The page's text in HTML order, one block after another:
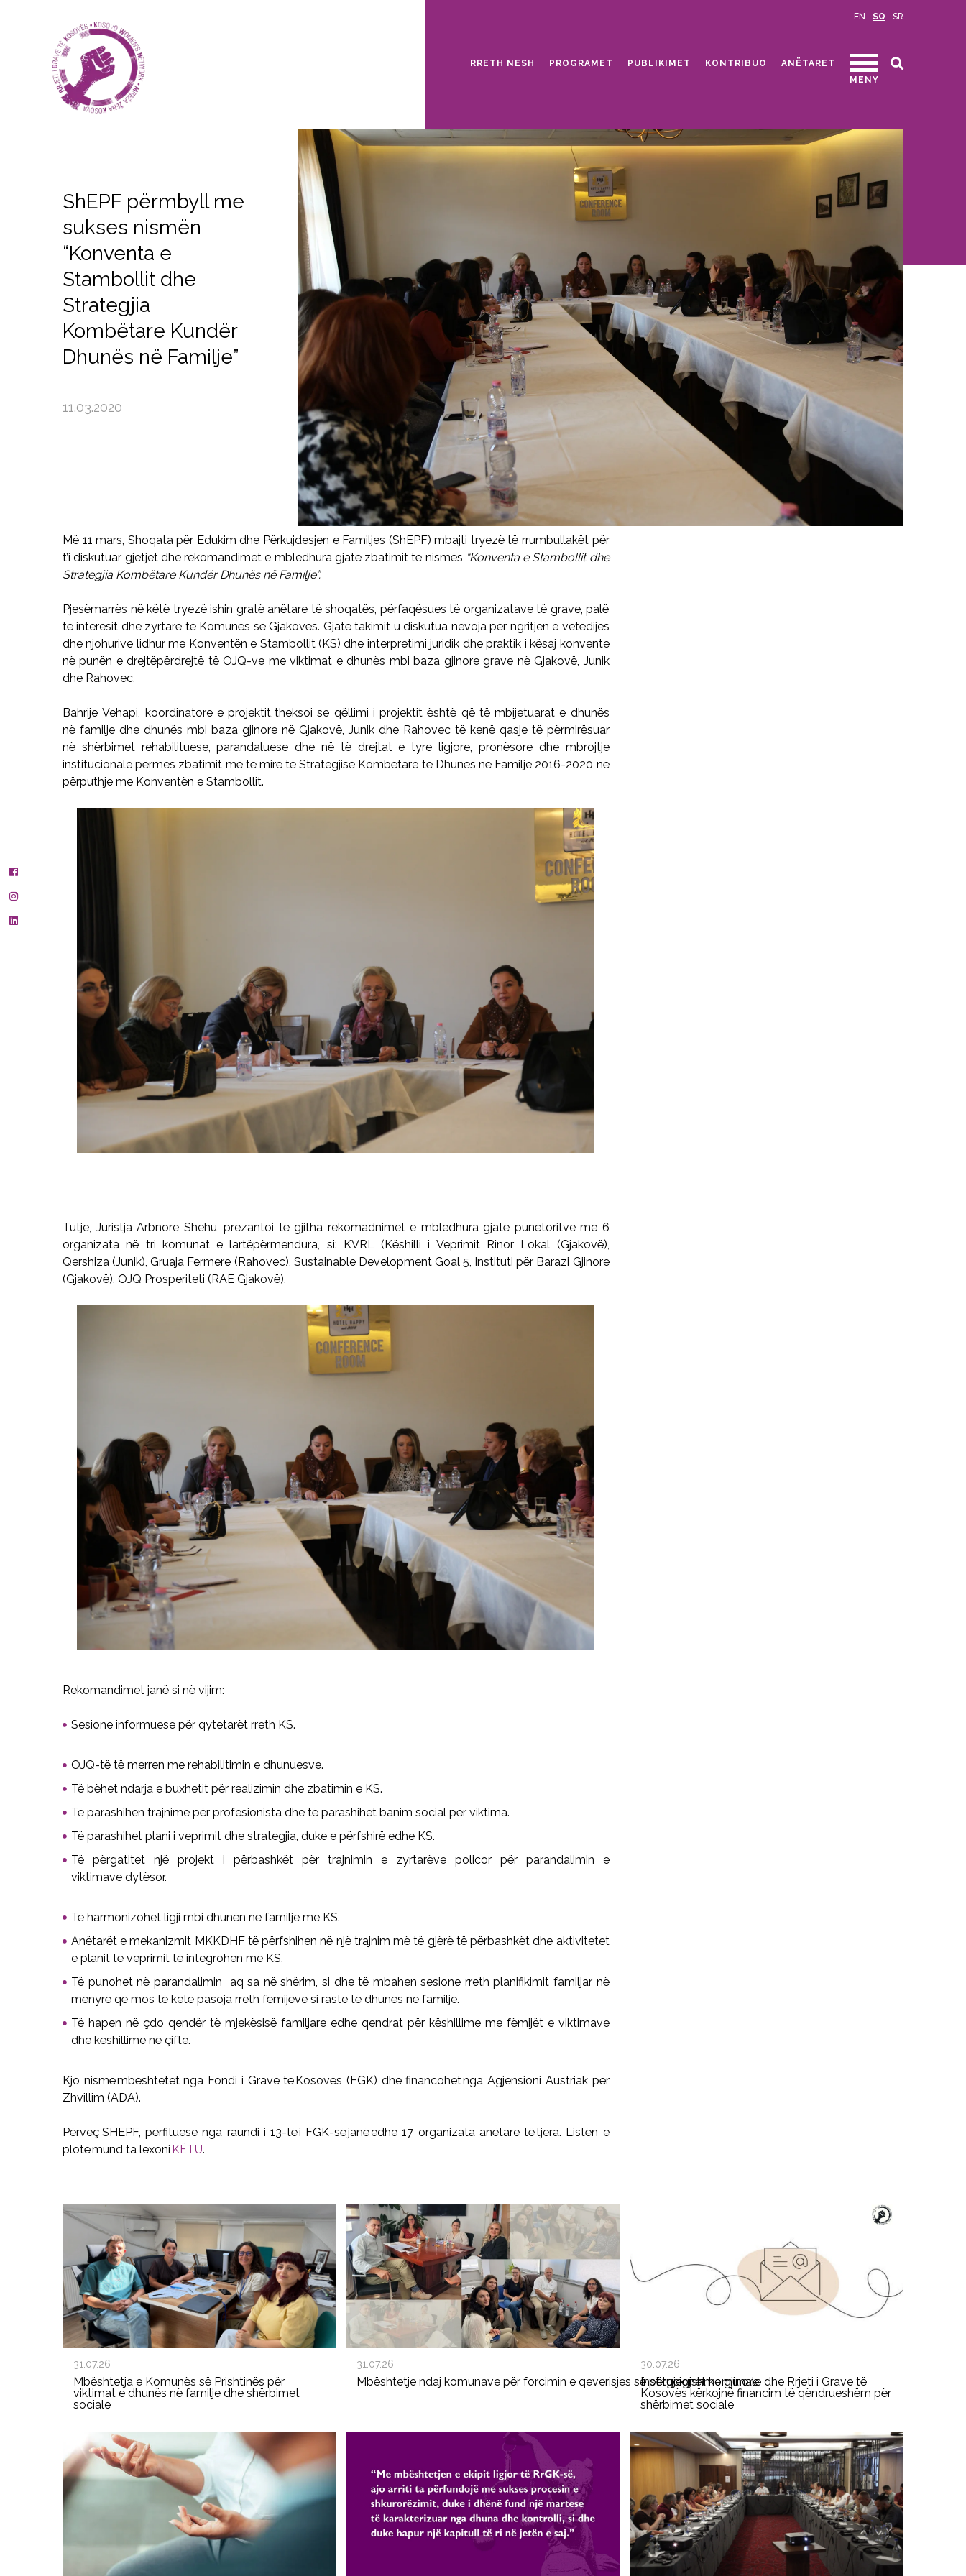
EN SQ SR
RRETH NESH PROGRAMET PUBLIKIMET KONTRIBUO
ANËTARET
MENY
ShEPF përmbyll me
sukses nismën
“Konventa e
Stambollit dhe
Strategjia
Kombëtare Kundër
Dhunës në Familje”
11.03.2020
Më 11 mars, Shoqata për Edukimdhe Përkujdesjen e Familjes (ShEPF) mbajti tryezë të rrumbullakët për
t’i diskutuar gjetjet dhe rekomandimet e mbledhura gjatë zbatimit të nismës “Konventa e Stambollit dhe
Strategjia Kombëtare Kundër Dhunës në Familje”.
Pjesëmarrës në këtë tryezë ishin gratë anëtare të shoqatës, përfaqësues të organizatave të grave, palë
të interesit dhe zyrtarë të Komunës së Gjakovës. Gjatë takimit u diskutua nevoja për ngritjen e vetëdijes
dhe njohurive lidhur me Konventën e Stambollit (KS) dhe interpretimi juridik dhe praktik i kësaj konvente
në punën edrejtëpërdrejtë të OJQ-ve me viktimat e dhunës mbi baza gjinore grave në Gjakovë, Junik
dhe Rahovec.
Bahrije Vehapi, koordinatore e projektit, theksoi se qëllimi i projektit është që të mbijetuarat e dhunës
në familje dhe dhunës mbi baza gjinore në Gjakovë, Junik dhe Rahovec të kenë qasje tëpërmirësuar
në shërbimet rehabilituese, parandaluese dhe në të drejtat e tyre ligjore, pronësore dhe mbrojtje
institucionale përmes zbatimit më të mirë të Strategjisë Kombëtare të Dhunës në Familje 2016-2020 në
përputhje me Konventën e Stambollit.
Tutje, Juristja Arbnore Shehu, prezantoi të gjitha rekomadnimete mbledhura gjatë punëtoritveme 6
organizata në tri komunat elartëpërmendura, si: KVRL (Këshilli i Veprimit Rinor Lokal (Gjakovë),
Qershiza (Junik), Gruaja Fermere (Rahovec), Sustainable Development Goal5, Instituti për Barazi Gjinore
(Gjakovë), OJQ Prosperiteti (RAE Gjakovë).
Rekomandimet janë si në vijim:
Sesione informuese për qytetarët rreth KS.
OJQ-të të merren me rehabilitimin e dhunuesve.
Të bëhet ndarja e buxhetit për realizimin dhe zbatimin e KS.
Të parashihen trajnime për profesionista dhe të parashihet banim social për viktima.
Të parashihet plani i veprimit dhe strategjia, duke e përfshirë edhe KS.
Të përgatitetnjë projekt i përbashkët për trajnimin e zyrtarëve policor për parandalimin e
viktimave dytësor.
Të harmonizohet ligji mbi dhunën në familje me KS.
Anëtarët e mekanizmit MKKDHF të përfshihen në një trajnim më të gjërëtë përbashkët dhe aktivitetet
e planit të veprimit të integrohen me KS.
Të punohet në parandalimin aq sa në shërim, si dhe të mbahen sesione rreth planifikimit familjar në
mënyrë që mos të ketë pasoja rreth fëmijëve si raste të dhunës në familje.
Të hapen në çdo qendër të mjekësisë familjare edhe qendrat për këshillime me fëmijët e viktimave
dhe këshillime në çifte.
Kjo nismëmbështetet nga Fondi i Grave të Kosovës (FGK) dhe financohetngaAgjensioni Austriak për
Zhvillim (ADA).
Përveç SHEPF, përfituese nga raundi i 13-tëi FGK-sëjanëedhe 17 organizata anëtare tëtjera. Listën e
plotëmund ta lexoni KËTU.
31.07.26
Mbështetja e Komunës së Prishtinës për
viktimat e dhunës në familje dhe shërbimet
sociale
31.07.26
Mbështetje ndaj komunave për forcimin e qeverisjes së përgjegjshme gjinore
30.07.26
Institucionet komunale dhe Rrjeti i Grave të
Kosovës kërkojnë financim të qëndrueshëm për
shërbimet sociale